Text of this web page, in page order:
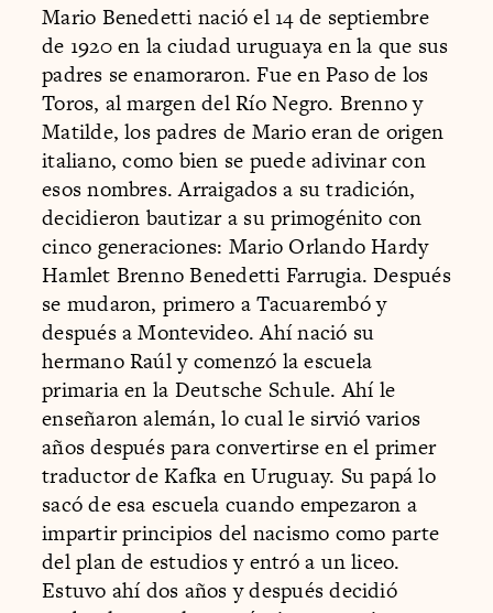
Mario Benedetti nació el 14 de septiembre
de 1920 en la ciudad uruguaya en la que sus
padres se enamoraron. Fue en Paso de los
Toros, al margen del Río Negro. Brenno y
Matilde, los padres de Mario eran de origen
italiano, como bien se puede adivinar con
esos nombres. Arraigados a su tradición,
decidieron bautizar a su primogénito con
cinco generaciones: Mario Orlando Hardy
Hamlet Brenno Benedetti Farrugia. Después
se mudaron, primero a Tacuarembó y
después a Montevideo. Ahí nació su
hermano Raúl y comenzó la escuela
primaria en la Deutsche Schule. Ahí le
enseñaron alemán, lo cual le sirvió varios
años después para convertirse en el primer
traductor de Kafka en Uruguay. Su papá lo
sacó de esa escuela cuando empezaron a
impartir principios del nacismo como parte
del plan de estudios y entró a un liceo.
Estuvo ahí dos años y después decidió